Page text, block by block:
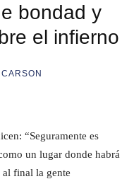
bondad y
el infierno
“Seguramente es
un lugar donde habrá
al final la gente